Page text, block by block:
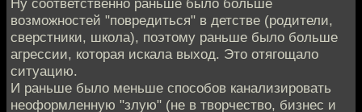
возможностей "повредиться" в детстве (родители,
сверстники, школа), поэтому раньше было больше
агрессии, которая искала выход. Это отягощало
ситуацию.
И раньше было меньше способов канализировать
неоформленную "злую" (не в творчество, бизнес и